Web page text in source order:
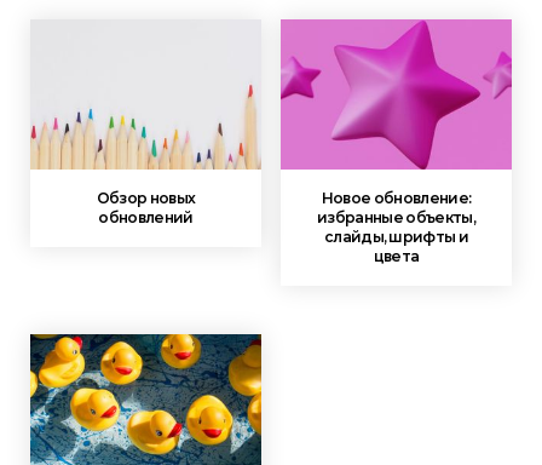
Обзор новых
обновлений
Новое обновление:
избранные объекты,
слайды, шрифты и
цвета